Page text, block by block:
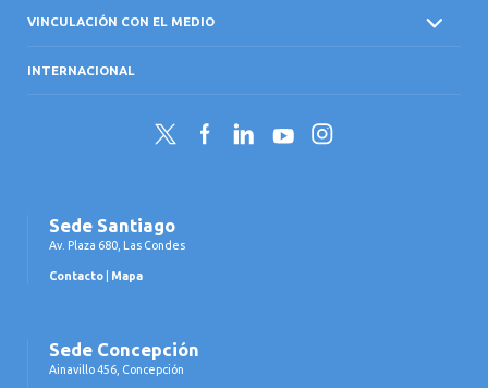
VINCULACIÓN CON EL MEDIO
INTERNACIONAL
Twitter FacebookLinkedInYouTubeInstagram
Sede Santiago
Av. Plaza 680, Las Condes
Contacto Mapa
Sede Concepción
Ainavillo 456, Concepción